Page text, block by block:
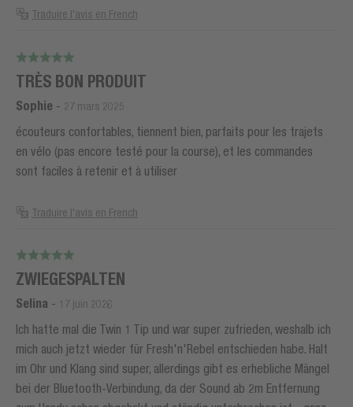
Traduire l'avis en French
TRÈS BON PRODUIT
Sophie - 27 mars 2025
écouteurs confortables, tiennent bien, parfaits pour les trajets
en vélo (pas encore testé pour la course), et les commandes
sont faciles à retenir et à utiliser
Traduire l'avis en French
ZWIEGESPALTEN
Selina - 17 juin 2026
Ich hatte mal die Twin 1 Tip und war super zufrieden, weshalb ich
mich auch jetzt wieder für Fresh'n'Rebel entschieden habe. Halt
im Ohr und Klang sind super, allerdings gibt es erhebliche Mängel
bei der Bluetooth-Verbindung, da der Sound ab 2m Entfernung